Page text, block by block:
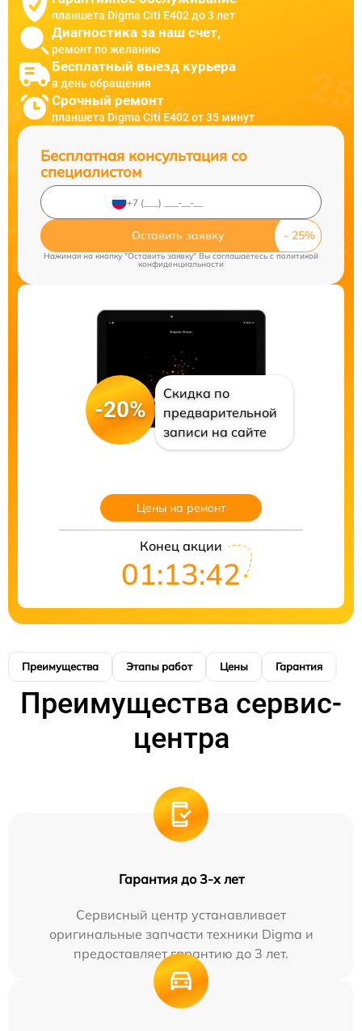
планшета Digma Citi E402 до 3 лет
Диагностика за наш счет,
ремонт по желанию
Бесплатный выезд курьера
в день обращения
Срочный ремонт
планшета Digma Citi E402 от 35 минут
Бесплатная консультация со
специалистом
Оставить заявку
Нажимая на кнопку "Оставить заявку" Вы соглашаетесь c политикой
конфиденциальности
-20%
Скидка по
предварительной
записи на сайте
Цены на ремонт
Конец акции
01:13:41
Преимущества Этапы работ Цены Гарантия
Преимущества сервис-
центра
Гарантия до 3-х лет
Сервисный центр устанавливает
оригинальные запчасти техники Digma и
предоставляет гарантию до 3 лет.